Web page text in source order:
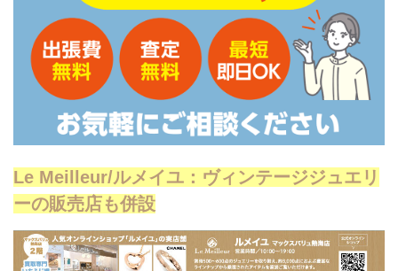
Le Meilleur/ルメイユ：ヴィンテージジュエリ
ーの販売店も併設